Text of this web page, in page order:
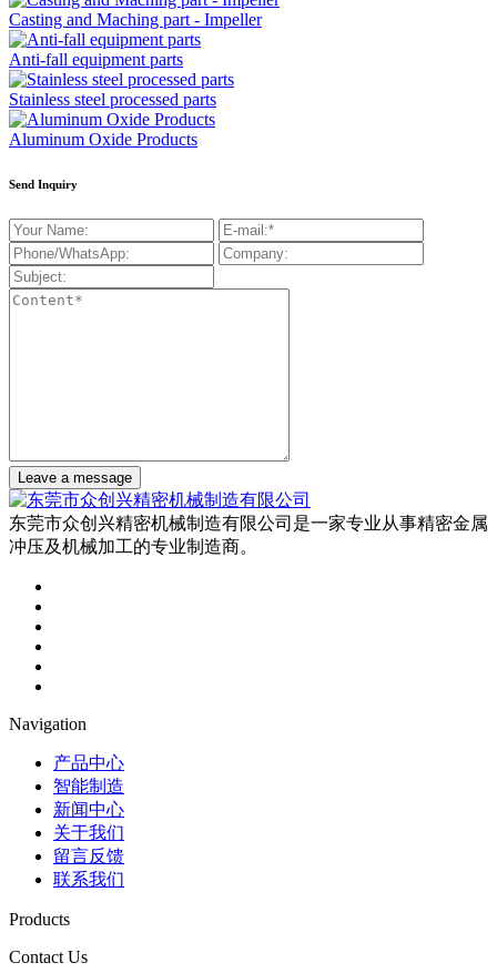
Casting and Maching part - Impeller
Anti-fall equipment parts
Stainless steel processed parts
Aluminum Oxide Products
Send Inquiry
Leave a message
东莞市众创兴精密机械制造有限公司是一家专业从事精密金属
冲压及机械加工的专业制造商。
Navigation
产品中心
智能制造
新闻中心
关于我们
留言反馈
联系我们
Products
Contact Us